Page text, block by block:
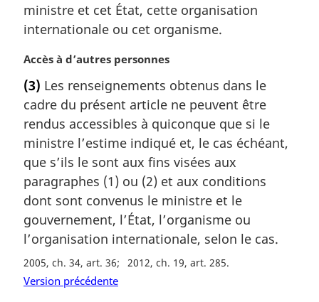
:ministre et cet État, cette organisation
internationale ou cet organisme.
N
t
e
m
a
g
i
n
a
l
e
:
Accès à d’autres personnes
(3) Les renseignements obtenus dans le
cadre du présent article ne peuvent être
rendus accessibles à quiconque que si le
ministre l’estime indiqué et, le cas échéant,
que s’ils le sont aux fins visées aux
paragraphes (1) ou (2) et aux conditions
dont sont convenus le ministre et le
gouvernement, l’État, l’organisme ou
l’organisation internationale, selon le cas.
2005, ch. 34, art. 36 2012, ch. 19, art. 285
Version précédente